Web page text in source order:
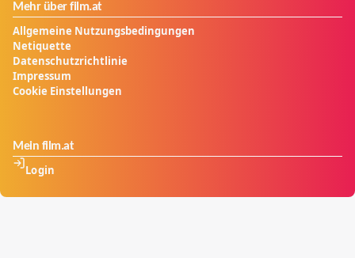
Mehr über film.at
Allgemeine Nutzungsbedingungen
Netiquette
Datenschutzrichtlinie
Impressum
Cookie Einstellungen
Mein film.at
Login